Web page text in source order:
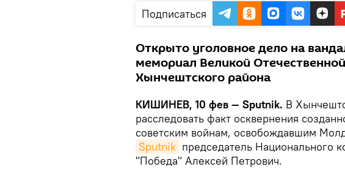
Подписаться
Открыто уголовное дело на
мемориал Великой
Хынчештского района
КИШИНЕВ, 10 фев — Sputnik. В
расследовать факт осквернения
советским войнам, освобождавшим
Sputnik председатель Национального
"Победа" Алексей Петрович.